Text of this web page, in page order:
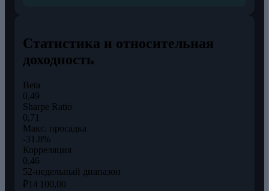
Статистика и относительная
доходность
Beta
0,49
Sharpe Ratio
0,71
Макс. просадка
-31.8%
Корреляция
0,46
52-недельный диапазон
₽14 100,00